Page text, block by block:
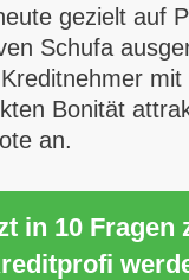
gezielt auf
Schufa
mit
Bonität
an.
in 10 Fragen